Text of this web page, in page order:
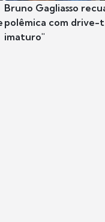
Bruno Gagliasso
polêmica com drive-
imaturo"